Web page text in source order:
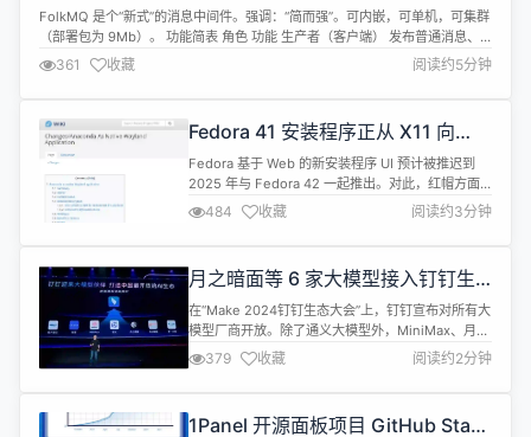
FolkMQ 是个“新式”的消息中间件。强调：“简而强”。可内嵌，可单机，可集群
（部署包为 9Mb）。 功能简表 角色 功能 生产者（客户端） 发布普通消息、
Qos0消息、定时消息、顺序消息、可过期消息、事务消息、广播消息 消费者
（客户端） 订阅、取消订阅。消费-ACK（自动、手动） 服务端 发布-
Confirm、订阅-Confirm、取消订阅-Co...
361 收藏 阅读约5分钟
Fedora 41 安装程序正从 X11 向
Wayland 应用过渡
Fedora 基于 Web 的新安装程序 UI 预计被推迟到
2025 年与 Fedora 42 一起推出。对此，红帽方面
给出的解释是因为要将资源聚焦在 Fedora 41，将操
作系统安装程序过渡为原生 Wayland 应用程序。
Fedora 工程与指导委员会 (FESCo) 现已同意将
应用程序...
484 收藏 阅读约3分钟
月之暗面等 6 家大模型接入钉钉生
态
在“Make 2024钉钉生态大会”上，钉钉宣布对所有大
模型厂商开放。除了通义大模型外，MiniMax、月之
暗面、智谱AI、猎户星空、零一万物、百川智能六家
大模型厂商已与钉钉达成合作。目前，钉钉生态伙伴
总数超过5600家，其中AI 生态伙伴已经超过100
表示：“模型开放是钉钉生态开放战略的再进一步。
379 收藏 阅读约2分钟
1Panel 开源面板项目 GitHub Star